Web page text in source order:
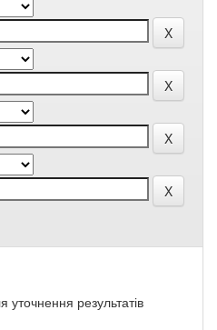
уточнення результатів